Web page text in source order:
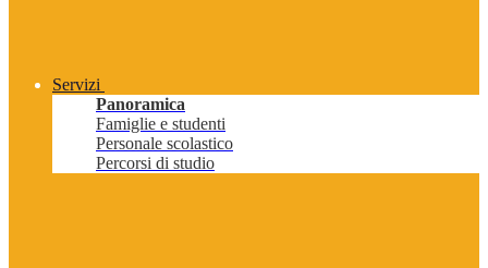
Servizi
Panoramica
Famiglie e studenti
Personale scolastico
Percorsi di studio